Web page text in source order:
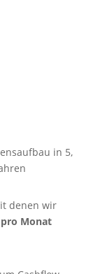
in 5,
denen wir
pro Monat